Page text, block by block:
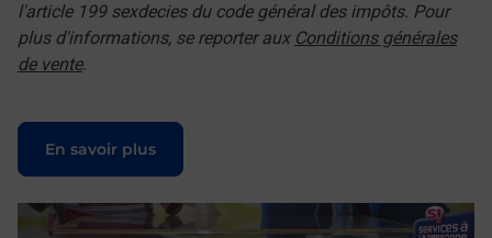
l'article 199 sexdecies du code général des impôts. Pour
plus d'informations, se reporter aux Conditions générales
de vente.
En savoir plus
Le lien s'ouvre dans un nouvel onglet